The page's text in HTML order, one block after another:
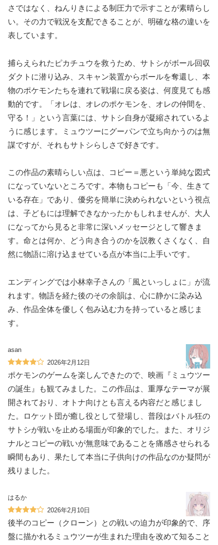
さではなく、ねんりきによる制圧力で示すことが素晴らし
い。その力で戦況を支配できることが、明確な格の違いを
表しています。
捕らえられたピカチュウを救うため、サトシがボール回収
ダクトに潜り込み、スキャン装置からボールを奪還し、本
物のポケモンたちを連れて戦場に戻る姿は、何度見ても感
動的です。「オレは、オレのポケモンを、オレの仲間を、
守る！」という言葉には、サトシ自身が凝縮されているよ
うに感じます。ミュウツーにグーパンで立ち向かうのは無
謀ですが、それもサトシらしさで好きです。
この作品の素晴らしい点は、コピー＝悪という単純な図式
になっていないところです。本物もコピーも「今、生きて
いる存在」であり、優劣を簡単に決められないという視点
は、子どもには理解できなかったかもしれませんが、大人
になってから見ると非常に深いメッセージとして響きま
す。命とは何か、どう向き合うのかを説教くさくなく、自
然に物語に溶け込ませている点が本当に上手いです。
エンディングでは小林幸子さんの「風といっしょに」が流
れます。物語を経た後のその余韻は、心に静かに染み込
み、作品全体を優しく包み込む力を持っていると感じま
す。
asan
2026年2月12日
ポケモンのゲームを楽しんできたので、映画『ミュウツー
の誕生』も観てみました。この作品は、重厚なテーマが展
開されており、オトナ向けとも言える内容だと感じまし
た。ロケット団が癒し役として登場し、普段はバトル狂の
サトシが戦いを止める場面が印象的でした。また、オリジ
ナルとコピーの戦いが無意味であることを痛感させられる
瞬間もあり、果たして本当に子供向けの作品なのか疑問が
残りました。
はるか
2026年2月10日
後半のコピー（クローン）との戦いの迫力が印象的で、序
盤に描かれるミュウツーが生まれた理由を改めて知ること